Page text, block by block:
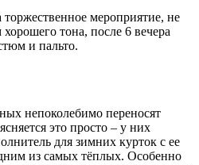
торжественное мероприятие, не
тона, после 6 вечера
и пальто.
непоколебимо переносят
это просто – у них
для зимних курток с ее
из самых тёплых. Особенно